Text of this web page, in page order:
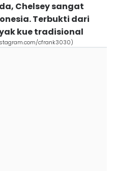
Chelsey sangat
Terbukti dari
kue tradisional
cfrank3030)